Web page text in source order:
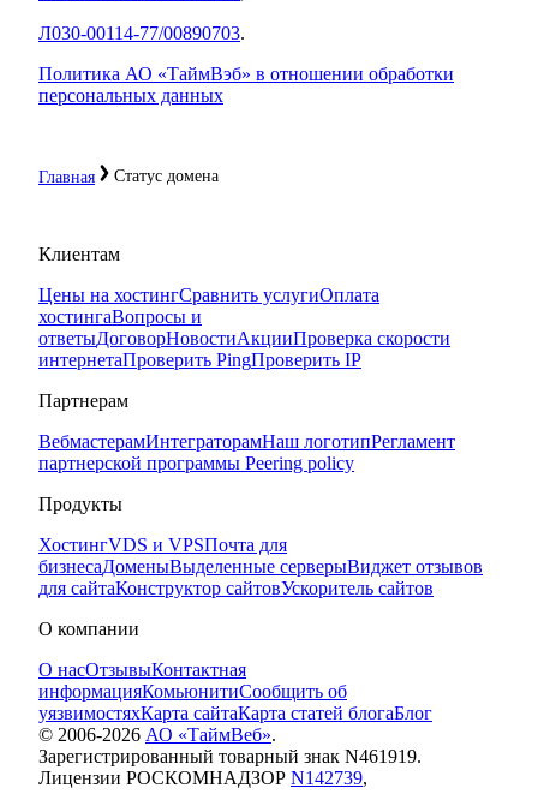
Главная Статус домена
Л030-00114-77/00890703.
Политика АО «ТаймВэб» в отношении обработки
персональных данных
Клиентам
Цены на хостингСравнить услугиОплата
хостингаВопросы и
ответыДоговорНовостиАкцииПроверка скорости
интернетаПроверить PingПроверить IP
Партнерам
ВебмастерамИнтеграторамНаш логотипРегламент
партнерской программы Peering policy
Продукты
ХостингVDS и VPSПочта для
бизнесаДоменыВыделенные серверыВиджет отзывов
для сайтаКонструктор сайтовУскоритель сайтов
О компании
О насОтзывыКонтактная
информацияКомьюнитиСообщить об
уязвимостяхКарта сайтаКарта статей блогаБлог
© 2006-2026 АО «ТаймВеб».
Зарегистрированный товарный знак N461919.
Лицензии РОСКОМНАДЗОР N142739,